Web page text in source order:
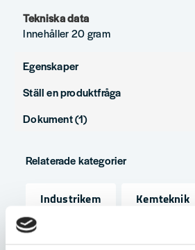
Tekniska data
Innehåller 20 gram
Egenskaper
Produkttyp
Ställ en produktfråga
question
Fråga oss något om denna produkten...
nameNamn
Dokument (1)
666.25 KB
Relaterade kategorier
Industrikem
Kemteknik